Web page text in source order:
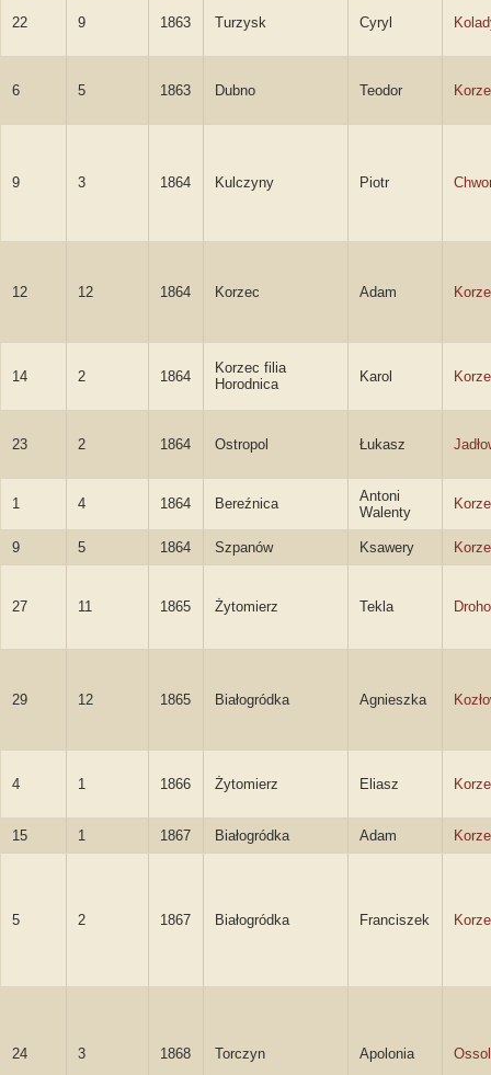
22 9 1863 Turzysk Cyryl
6 5 1863 Dubno Teodor
9 3 1864 Kulczyny Piotr
12 12 1864 Korzec Adam
14 2 1864
Korzec filia
Horodnica
Karol
23 2 1864 Ostropol Łukasz
1 4 1864 Bereźnica
Antoni
Walenty
9 5 1864 Szpanów Ksawery
27 11 1865 Żytomierz Tekla
29 12 1865 Białogródka Agnieszka
4 1 1866 Żytomierz Eliasz
15 1 1867 Białogródka Adam
5 2 1867 Białogródka Franciszek
24 3 1868 Torczyn Apolonia